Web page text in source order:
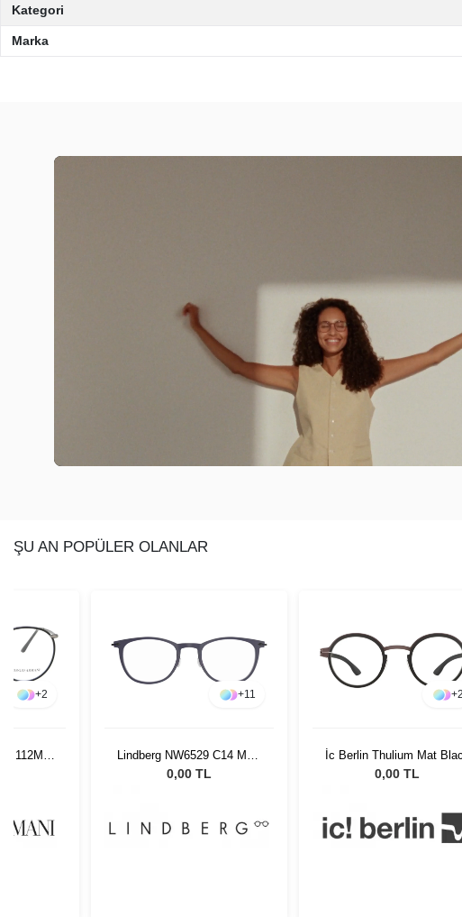
Kategori
Marka
ŞU AN POPÜLER OLANLAR
+2
112MJ
+11
Lindberg NW6529 C14 MU9
49
0,00 TL
+2
İc Berlin Thulium Mat
0,00 TL